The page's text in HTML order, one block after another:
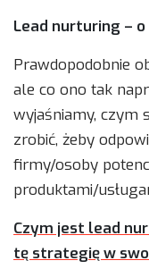
Lead nurturing – o
Prawdopodobnie
ale co ono tak
wyjaśniamy, czym
zrobić, żeby
firmy/osoby
produktami/
Czym jest lead
tę strategię w